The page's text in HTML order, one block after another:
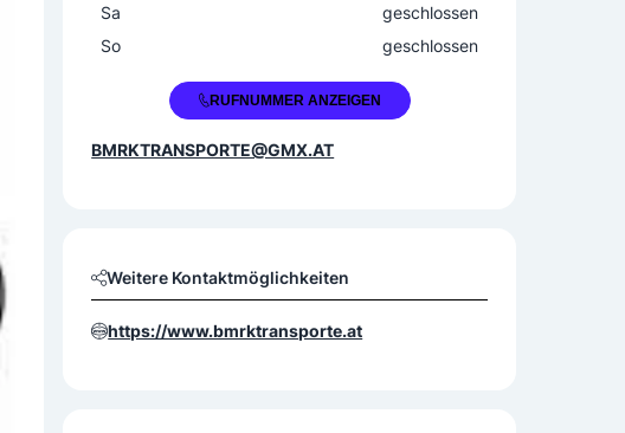
Sa
geschlossen
So
geschlossen
+43 664 3423135RUFNUMMER ANZEIGEN
BMRKTRANSPORTE@GMX.AT
Weitere Kontaktmöglichkeiten
https://www.bmrktransporte.at